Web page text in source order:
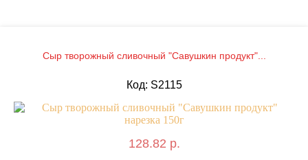
Сыр творожный сливочный "Савушкин продукт"...
Код: S2115
128.82 р.